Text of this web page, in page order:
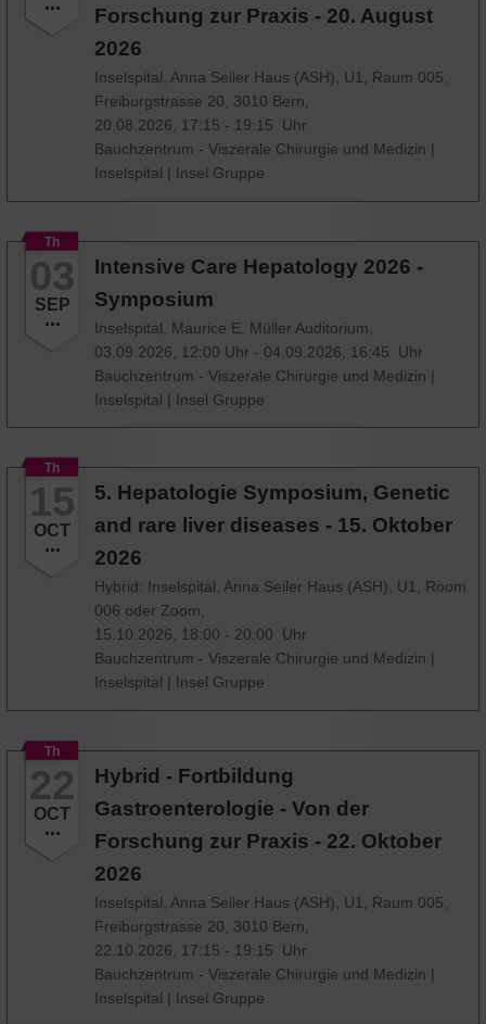
Forschung zur Praxis - 20. August
2026
Inselspital, Anna Seiler Haus (ASH), U1, Raum 005,
Freiburgstrasse 20, 3010 Bern,
20.08.2026, 17:15 - 19:15 Uhr
Bauchzentrum - Viszerale Chirurgie und Medizin |
Inselspital | Insel Gruppe
Th
03
SEP
Intensive Care Hepatology 2026 -
Symposium
Inselspital, Maurice E. Müller Auditorium,
03.09.2026, 12:00 Uhr - 04.09.2026, 16:45 Uhr
Bauchzentrum - Viszerale Chirurgie und Medizin |
Inselspital | Insel Gruppe
Th
15
OCT
5. Hepatologie Symposium, Genetic
and rare liver diseases - 15. Oktober
2026
Hybrid: Inselspital, Anna Seiler Haus (ASH), U1, Room
006 oder Zoom,
15.10.2026, 18:00 - 20:00 Uhr
Bauchzentrum - Viszerale Chirurgie und Medizin |
Inselspital | Insel Gruppe
Th
22
OCT
Hybrid - Fortbildung
Gastroenterologie - Von der
Forschung zur Praxis - 22. Oktober
2026
Inselspital, Anna Seiler Haus (ASH), U1, Raum 005,
Freiburgstrasse 20, 3010 Bern,
22.10.2026, 17:15 - 19:15 Uhr
Bauchzentrum - Viszerale Chirurgie und Medizin |
Inselspital | Insel Gruppe